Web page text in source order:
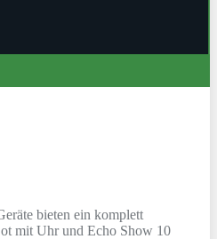
bieten ein komplett
mit Uhr und Echo Show 10